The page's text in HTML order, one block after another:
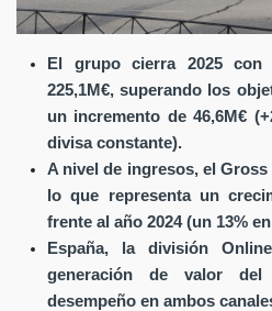
El grupo cierra 2025 con
225,1M€, superando los
un incremento de 46,6M€
divisa constante).
A nivel de ingresos, el Gross
lo que representa un
frente al año 2024 (un 13%
España, la división
generación de valor
desempeño en ambos